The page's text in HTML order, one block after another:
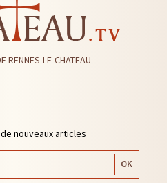
RENNES-LE-CHATEAU
nouveaux articles